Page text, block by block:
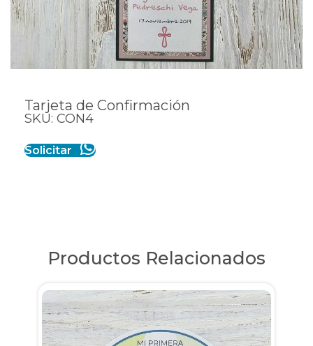
Tarjeta de Confirmación
SKU: CON4
Solicitar
Productos Relacionados